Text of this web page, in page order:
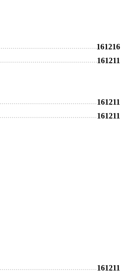
161216
161211
161211
161211
161211